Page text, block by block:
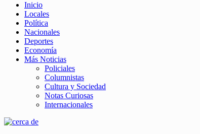
Inicio
Locales
Política
Nacionales
Deportes
Economía
Más Noticias
Policiales
Columnistas
Cultura y Sociedad
Notas Curiosas
Internacionales